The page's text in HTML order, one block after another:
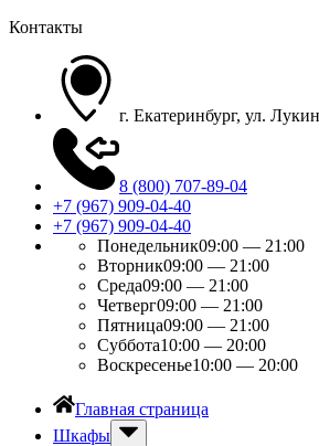
Контакты
г. Екатеринбург, ул.
8 (800) 707-89-04
+7 (967) 909-04-40
+7 (967) 909-04-40
Понедельник09:00 — 21:00
Вторник09:00 — 21:00
Среда09:00 — 21:00
Четверг09:00 — 21:00
Пятница09:00 — 21:00
Суббота10:00 — 20:00
Воскресенье10:00 — 20:00
Главная страница
Шкафы